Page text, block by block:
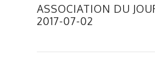
ASSOCIATION DU
2017-07-02